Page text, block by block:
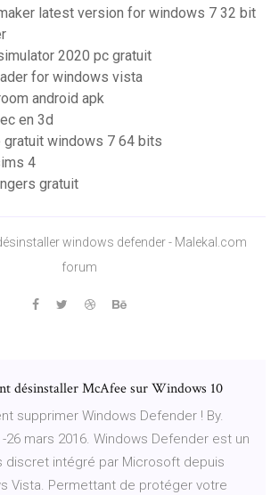
latest version for windows 7 32 bit
2020 pc gratuit
for windows vista
android apk
en 3d
gratuit windows 7 64 bits
4
gratuit
windows defender - Malekal.com
forum
désinstaller McAfee sur Windows 10
supprimer Windows Defender ! By.
26 mars 2016. Windows Defender est un
discret intégré par Microsoft depuis
Vista. Permettant de protéger votre